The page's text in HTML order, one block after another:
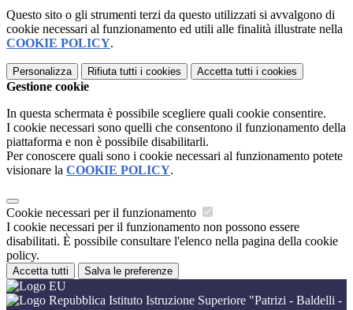
Questo sito o gli strumenti terzi da questo utilizzati si avvalgono di
cookie necessari al funzionamento ed utili alle finalità illustrate nella
COOKIE POLICY.
Personalizza Rifiuta tutti i cookies Accetta tutti i cookies
Gestione cookie
In questa schermata è possibile scegliere quali cookie consentire.
I cookie necessari sono quelli che consentono il funzionamento della
piattaforma e non è possibile disabilitarli.
Per conoscere quali sono i cookie necessari al funzionamento potete
visionare la COOKIE POLICY.
Cookie necessari per il funzionamento
I cookie necessari per il funzionamento non possono essere
disabilitati. È possibile consultare l'elenco nella pagina della cookie
policy.
Accetta tutti Salva le preferenze
Istituto Istruzione Superiore "Patrizi - Baldelli -